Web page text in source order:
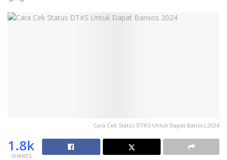
Cara Cek Status DTKS Untuk Dapat Bansos 2024
1.8k
SHARES